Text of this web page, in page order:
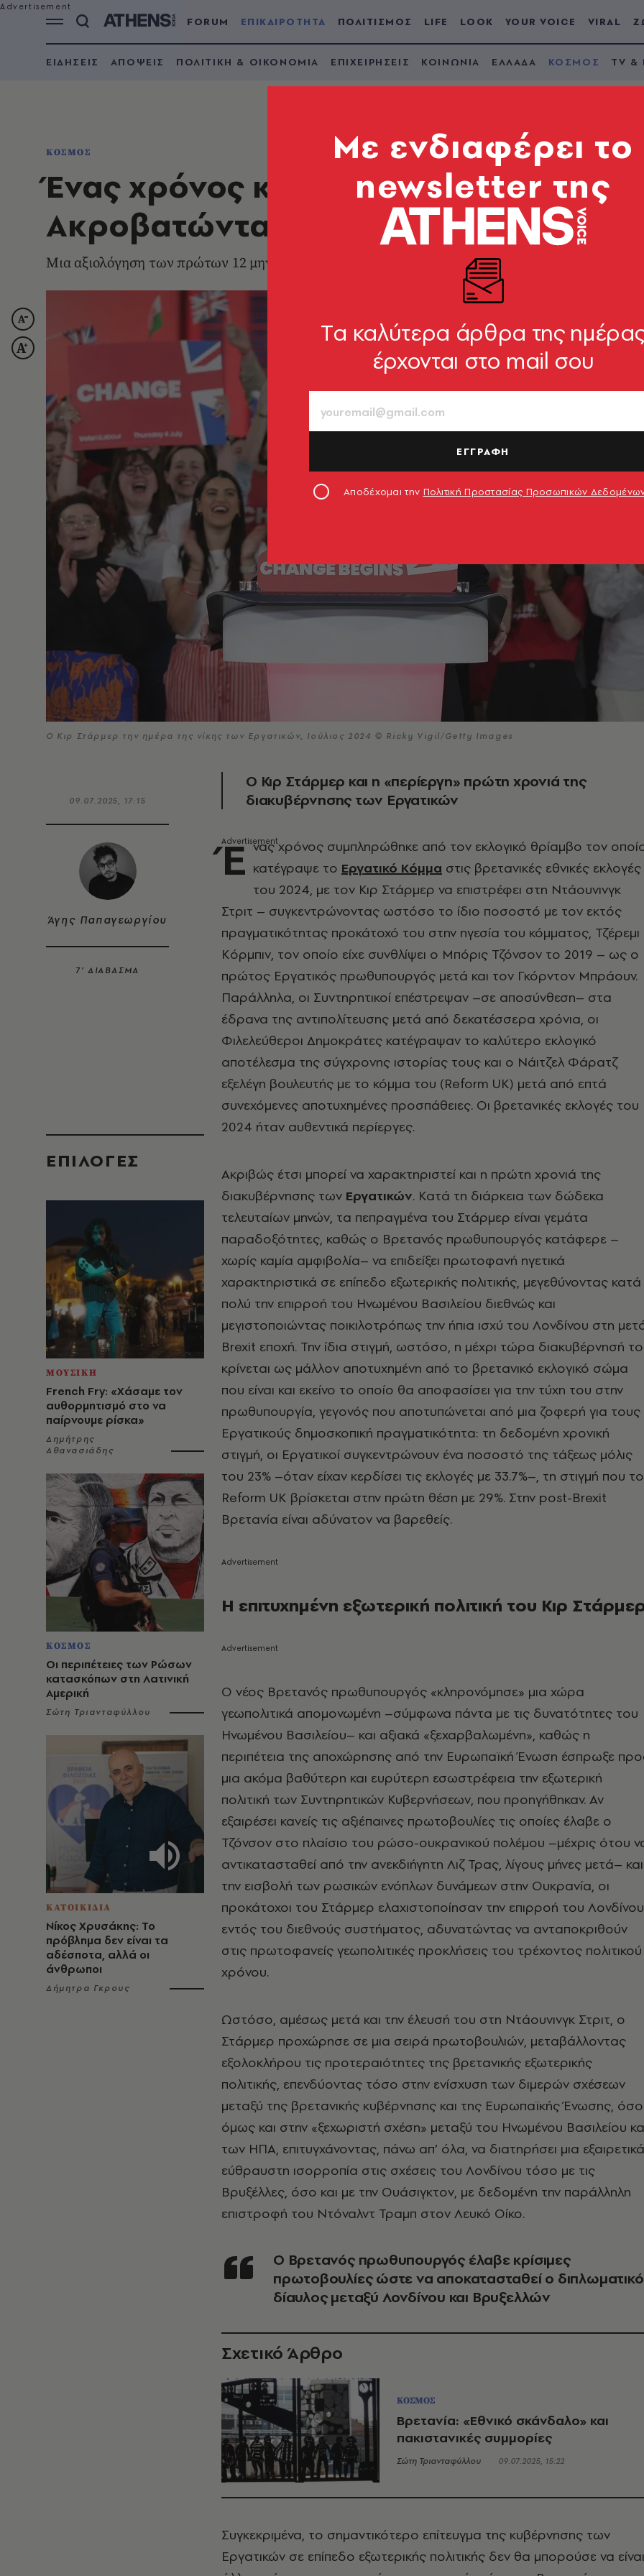
FORUM ΕΠΙΚΑΙΡΟΤΗΤΑ ΠΟΛΙΤΙΣΜΟΣ LIFE LOOK YOUR VOICE VIRAL
ΕΙΔΗΣΕΙΣ ΑΠΟΨΕΙΣ ΠΟΛΙΤΙΚΗ & ΟΙΚΟΝΟΜΙΑ ΕΠΙΧΕΙΡΗΣΕΙΣ ΚΟΙΝΩΝΙΑ ΕΛΛΑΔΑ ΚΟΣΜΟΣ TV &
ΚΟΣΜΟΣ
Ένας χρόνος κυβέρνηση Εργατικών:
Ακροβατώντας με το χάος
Μια αξιολόγηση των πρώτων 12 μηνών του Κιρ Στάρμερ στη βρετανική πρωθυπουργία
Ο Κιρ Στάρμερ την ημέρα της νίκης των Εργατικών, Ιούλιος 2024 © Ricky Vigil/Getty Images
09.07.2025, 17:15
Άγης Παπαγεωργίου
7’ ΔΙΑΒΑΣΜΑ
EΠΙΛΟΓΈΣ
ΜΟΥΣΙΚΗ
French Fry: «Χάσαμε τον
αυθορμητισμό στο να
παίρνουμε ρίσκα»
Δημήτρης
Αθανασιάδης
ΚΟΣΜΟΣ
Οι περιπέτειες των Ρώσων
κατασκόπων στη Λατινική
Αμερική
Σώτη Τριανταφύλλου
ΚΑΤΟΙΚΙΔΙΑ
Νίκος Χρυσάκης: Το
πρόβλημα δεν είναι τα
αδέσποτα, αλλά οι
άνθρωποι
Δήμητρα Γκρους
Ο Κιρ Στάρμερ και η «περίεργη» πρώτη χρονιά της
διακυβέρνησης των Εργατικών
Έ νας χρόνος συμπληρώθηκε από τον εκλογικό θρίαμβο τον
κατέγραψε το Εργατικό Κόμμα στις βρετανικές εθνικές εκλογές
του 2024, με τον Κιρ Στάρμερ να επιστρέφει στη Ντάουνινγκ
Στριτ – συγκεντρώνοντας ωστόσο το ίδιο ποσοστό με τον εκτός
πραγματικότητας προκάτοχό του στην ηγεσία του κόμματος, Τζέρεμι
Κόρμπιν, τον οποίο είχε συνθλίψει ο Μπόρις Τζόνσον το 2019 – ως ο
πρώτος Εργατικός πρωθυπουργός μετά και τον Γκόρντον Μπράουν.
Παράλληλα, οι Συντηρητικοί επέστρεψαν –σε αποσύνθεση– στα
έδρανα της αντιπολίτευσης μετά από δεκατέσσερα χρόνια, οι
Φιλελεύθεροι Δημοκράτες κατέγραψαν το καλύτερο εκλογικό
αποτέλεσμα της σύγχρονης ιστορίας τους και ο Νάιτζελ Φάρατζ
εξελέγη βουλευτής με το κόμμα του (Reform UK) μετά από επτά
συνεχόμενες αποτυχημένες προσπάθειες. Οι βρετανικές εκλογές του
2024 ήταν αυθεντικά περίεργες.
Ακριβώς έτσι μπορεί να χαρακτηριστεί και η πρώτη χρονιά της
διακυβέρνησης των Εργατικών. Κατά τη διάρκεια των δώδεκα
τελευταίων μηνών, τα πεπραγμένα του Στάρμερ είναι γεμάτα
παραδοξότητες, καθώς ο Βρετανός πρωθυπουργός κατάφερε –
χωρίς καμία αμφιβολία– να επιδείξει πρωτοφανή ηγετικά
χαρακτηριστικά σε επίπεδο εξωτερικής πολιτικής, μεγεθύνοντας κατά
πολύ την επιρροή του Ηνωμένου Βασιλείου διεθνώς και
μεγιστοποιώντας ποικιλοτρόπως την ήπια ισχύ του Λονδίνου στη
Brexit εποχή. Την ίδια στιγμή, ωστόσο, η μέχρι τώρα διακυβέρνησή
κρίνεται ως μάλλον αποτυχημένη από το βρετανικό εκλογικό σώμα
που είναι και εκείνο το οποίο θα αποφασίσει για την τύχη του στην
πρωθυπουργία, γεγονός που αποτυπώνεται από μια ζοφερή για τους
Εργατικούς δημοσκοπική πραγματικότητα: τη δεδομένη χρονική
στιγμή, οι Εργατικοί συγκεντρώνουν ένα ποσοστό της τάξεως μόλις
του 23% –όταν είχαν κερδίσει τις εκλογές με 33.7%–, τη στιγμή που το
Reform UK βρίσκεται στην πρώτη θέση με 29%. Στην post-Brexit
Βρετανία είναι αδύνατον να βαρεθείς.
Η επιτυχημένη εξωτερική πολιτική του Κιρ
Ο νέος Βρετανός πρωθυπουργός «κληρονόμησε» μια χώρα
γεωπολιτικά απομονωμένη –σύμφωνα πάντα με τις δυνατότητες του
Ηνωμένου Βασιλείου– και αξιακά «ξεχαρβαλωμένη», καθώς η
περιπέτεια της αποχώρησης από την Ευρωπαϊκή Ένωση έσπρωξε
μια ακόμα βαθύτερη και ευρύτερη εσωστρέφεια την εξωτερική
πολιτική των Συντηρητικών Κυβερνήσεων, που προηγήθηκαν. Αν
εξαιρέσει κανείς τις αξιέπαινες πρωτοβουλίες τις οποίες έλαβε ο
Τζόνσον στο πλαίσιο του ρώσο-ουκρανικού πολέμου –μέχρις ότου
αντικατασταθεί από την ανεκδιήγητη Λιζ Τρας, λίγους μήνες μετά– και
την εισβολή των ρωσικών ενόπλων δυνάμεων στην Ουκρανία, οι
προκάτοχοι του Στάρμερ ελαχιστοποίησαν την επιρροή του Λονδίνου
εντός του διεθνούς συστήματος, αδυνατώντας να ανταποκριθούν
στις πρωτοφανείς γεωπολιτικές προκλήσεις του τρέχοντος πολιτικού
χρόνου.
Ωστόσο, αμέσως μετά και την έλευσή του στη Ντάουνινγκ Στριτ, ο
Στάρμερ προχώρησε σε μια σειρά πρωτοβουλιών, μεταβάλλοντας
εξολοκλήρου τις προτεραιότητες της βρετανικής εξωτερικής
πολιτικής, επενδύοντας τόσο στην ενίσχυση των διμερών σχέσεων
μεταξύ της βρετανικής κυβέρνησης και της Ευρωπαϊκής Ένωσης, όσο
όμως και στην «ξεχωριστή σχέση» μεταξύ του Ηνωμένου Βασιλείου
των ΗΠΑ, επιτυγχάνοντας, πάνω απ’ όλα, να διατηρήσει μια εξαιρετικά
εύθραυστη ισορροπία στις σχέσεις του Λονδίνου τόσο με τις
Βρυξέλλες, όσο και με την Ουάσιγκτον, με δεδομένη την παράλληλη
επιστροφή του Ντόναλντ Τραμπ στον Λευκό Οίκο.
O Βρετανός πρωθυπουργός έλαβε κρίσιμες
πρωτοβουλίες ώστε να αποκατασταθεί ο
δίαυλος μεταξύ Λονδίνου και Βρυξελλών
Σχετικό Άρθρο
ΚΟΣΜΟΣ
Βρετανία: «Eθνικό σκάνδαλο» και
πακιστανικές συμμορίες
Σώτη Τριανταφύλλου 09.07.2025, 15:22
Συγκεκριμένα, το σημαντικότερο επίτευγμα της κυβέρνησης των
Εργατικών σε επίπεδο εξωτερικής πολιτικής δεν θα μπορούσε να είναι
Mε ενδιαφέρει το
newsletter της
Tα καλύτερα άρθρα της
έρχονται στο mail σου
ΕΓΓΡΑΦΗ
Αποδέχομαι την Πολιτική Προστασίας Προσωπικών